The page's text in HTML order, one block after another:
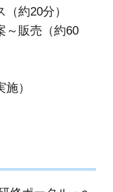
約20分）
～販売（約60
）